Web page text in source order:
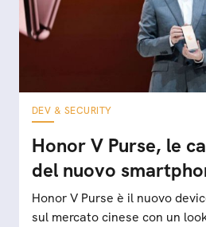
DEV & SECURITY
Honor V Purse, le
del nuovo
Honor V Purse è il nuovo
sul mercato cinese con un